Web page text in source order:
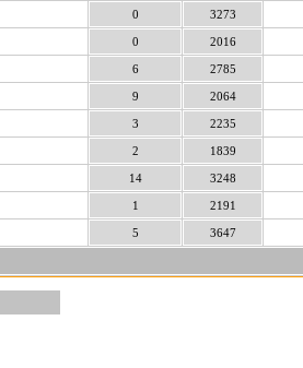
0 3273
0 2016
6 2785
9 2064
3 2235
2 1839
14 3248
1 2191
5 3647